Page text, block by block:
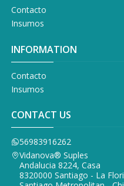
Contacto
Insumos
INFORMATION
Contacto
Insumos
CONTACT US
56983916262
Vidanova® Suples
Andalucia 8224, Casa
8320000 Santiago - La